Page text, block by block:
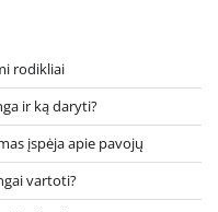
rodikliai
ir ką daryti?
įspėja apie pavojų
vartoti?